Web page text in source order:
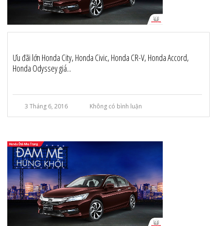
Ưu đãi lớn Honda City, Honda Civic, Honda CR-V, Honda Accord,
Honda Odyssey giá...
3 Tháng 6, 2016 Không có bình luận